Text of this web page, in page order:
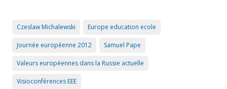
Czeslaw Michalewski Europe education ecole
Journée européenne 2012 Samuel Pape
Valeurs européennes dans la Russie actuelle
Visioconférences EEE